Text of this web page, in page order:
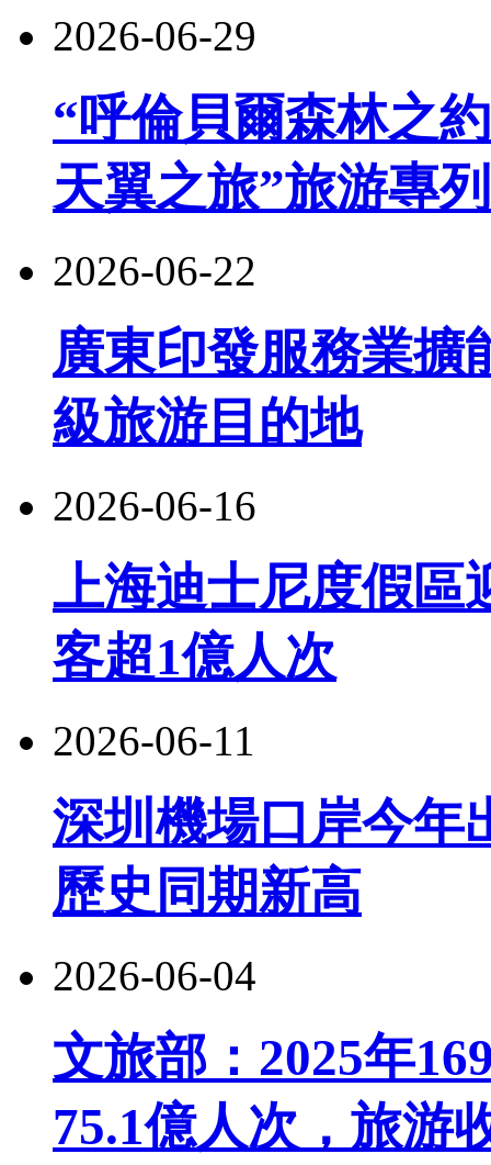
2026-06-29
“呼倫貝爾森林之
天翼之旅”旅游專
2026-06-22
廣東印發服務業擴
級旅游目的地
2026-06-16
上海迪士尼度假區
客超1億人次
2026-06-11
深圳機場口岸今年
歷史同期新高
2026-06-04
文旅部：2025年
75.1億人次，旅游